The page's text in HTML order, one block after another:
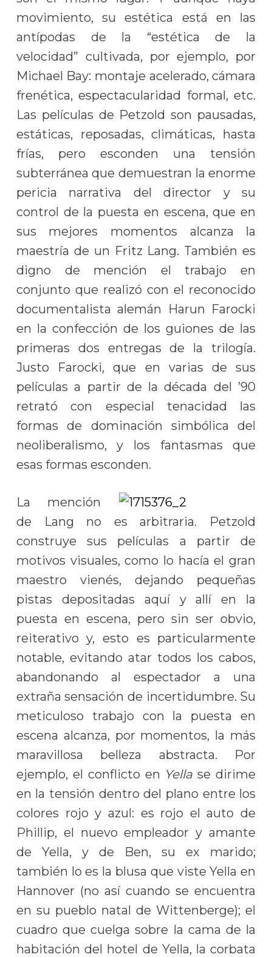
movimiento, su estética está en las
antípodas de la “estética de la
velocidad” cultivada, por ejemplo, por
Michael Bay: montaje acelerado, cámara
frenética, espectacularidad formal, etc.
Las películas de Petzold son pausadas,
estáticas, reposadas, climáticas, hasta
frías, pero esconden una tensión
subterránea que demuestran la enorme
pericia narrativa del director y su
control de la puesta en escena, que en
sus mejores momentos alcanza la
maestría de un Fritz Lang. También es
digno de mención el trabajo en
conjunto que realizó con el reconocido
documentalista alemán Harun Farocki
en la confección de los guiones de las
primeras dos entregas de la trilogía.
Justo Farocki, que en varias de sus
películas a partir de la década del ’90
retrató con especial tenacidad las
formas de dominación simbólica del
neoliberalismo, y los fantasmas que
esas formas esconden.
La mención
de Lang no es arbitraria. Petzold
construye sus películas a partir de
motivos visuales, como lo hacía el gran
maestro vienés, dejando pequeñas
pistas depositadas aquí y allí en la
puesta en escena, pero sin ser obvio,
reiterativo y, esto es particularmente
notable, evitando atar todos los cabos,
abandonando al espectador a una
extraña sensación de incertidumbre. Su
meticuloso trabajo con la puesta en
escena alcanza, por momentos, la más
maravillosa belleza abstracta. Por
ejemplo, el conflicto en Yella se dirime
en la tensión dentro del plano entre los
colores rojo y azul: es rojo el auto de
Phillip, el nuevo empleador y amante
de Yella, y de Ben, su ex marido;
también lo es la blusa que viste Yella en
Hannover (no así cuando se encuentra
en su pueblo natal de Wittenberge); el
cuadro que cuelga sobre la cama de la
habitación del hotel de Yella, la corbata